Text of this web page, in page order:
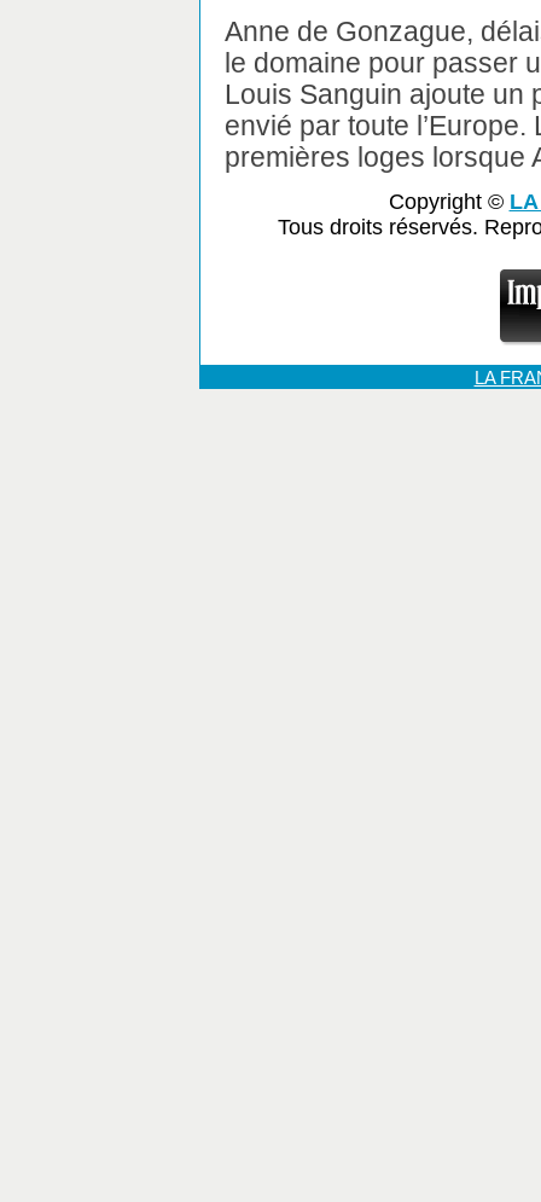
Anne de Gonzague,
le domaine pour passer
Louis Sanguin ajoute un
envié par toute
premières loges lorsque
Copyright ©
Tous droits réservés.
LA